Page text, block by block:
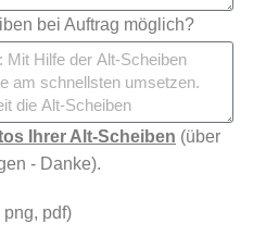
bei Auftrag möglich?
Ihrer Alt-Scheiben (über
- Danke).
pdf)